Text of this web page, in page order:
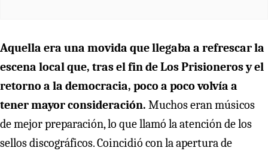
Aquella era una movida que llegaba a refrescar la
escena local que, tras el fin de Los Prisioneros y el
retorno a la democracia, poco a poco volvía a
tener mayor consideración. Muchos eran músicos
de mejor preparación, lo que llamó la atención de los
sellos discográficos. Coincidió con la apertura de